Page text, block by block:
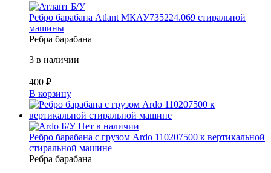
Б/У
Ребро барабана Atlant МКАУ735224.069 стиральной
машины
Ребра барабана
3 в наличии
400 ₽
В корзину
Б/У Нет в наличии
Ребро барабана с грузом Ardo 110207500 к вертикальной
стиральной машине
Ребра барабана